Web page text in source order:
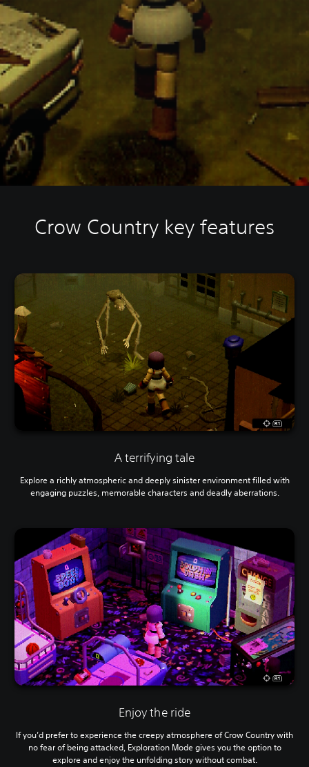
Crow Country key features
A terrifying tale
Explore a richly atmospheric and deeply sinister environment filled with
engaging puzzles, memorable characters and deadly aberrations.
Enjoy the ride
If you’d prefer to experience the creepy atmosphere of Crow Country with
no fear of being attacked, Exploration Mode gives you the option to
explore and enjoy the unfolding story without combat.